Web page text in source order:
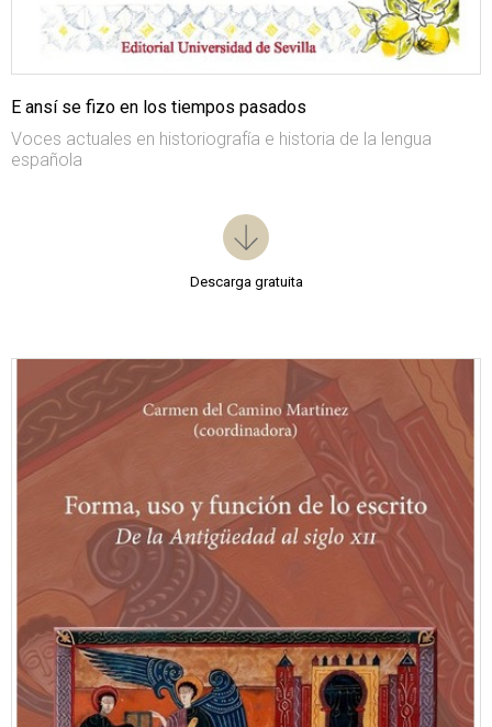
E ansí se fizo en los tiempos pasados
Voces actuales en historiografía e historia de la lengua
española
Descarga gratuita